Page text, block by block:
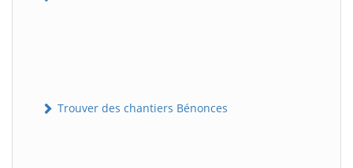
Trouver des chantiers Bénonces